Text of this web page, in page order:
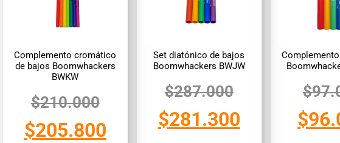
Complemento cromático
de bajos Boomwhackers
BWKW
$210.000
$205.800
Set diatónico de bajos
Boomwhackers BWJW
$287.000
$281.300
$
$